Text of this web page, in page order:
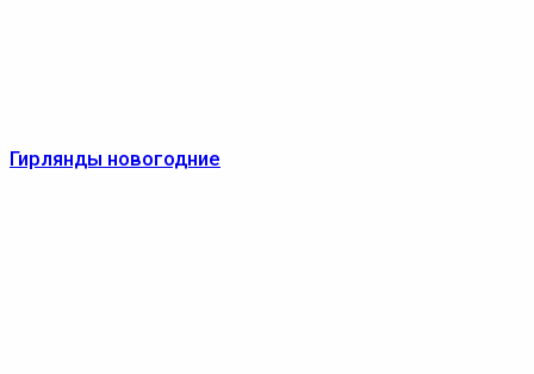
Гирлянды новогодние